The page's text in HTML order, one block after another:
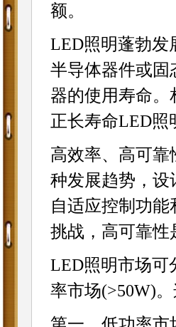
额。
LED照明蓬勃发
半导体器件或固
器的使用寿命。
正长寿命LED照
高效率、高可
种发展趋势，设
自适应控制功
挑战，高可靠性
LED照明市场可
率市场(>50W)